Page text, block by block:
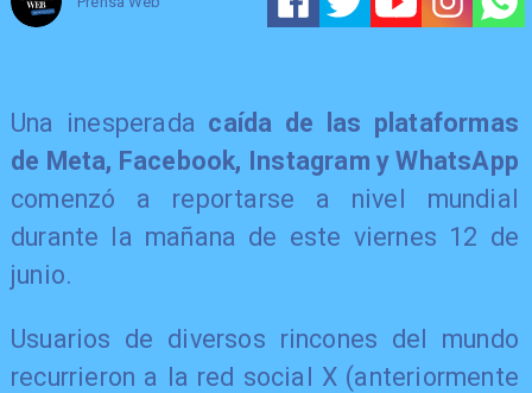
Una inesperada caída de las plataformas
de Meta, Facebook, Instagram y WhatsApp
comenzó a reportarse a nivel mundial
durante la mañana de este viernes 12 de
junio.
Usuarios de diversos rincones del mundo
recurrieron a la red social X (anteriormente